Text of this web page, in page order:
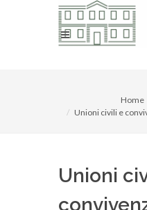
Home
Unioni civili e
Unioni